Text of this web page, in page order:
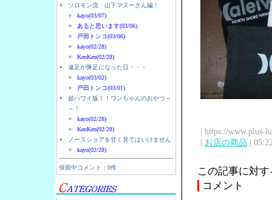
ソロモン流 山下マヌーさん編！
kayo(03/07)
あると思います(03/06)
戸田トンコ(03/06)
kayo(02/28)
KenKen(02/28)
遠足が豚足になった日・・・
kayo(03/02)
戸田トンコ(03/01)
超ハワイ版！！ワンちゃんのおやつ～
～！
kayo(02/28)
KenKen(02/28)
ノースショアを甘く見てはいけません
kayo(02/28)
保留中コメント：0件
| https://www.plus-
| お店の商品 |
この記事に対
コメント